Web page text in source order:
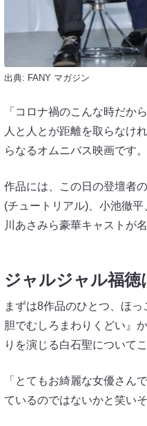
出典: FANY マガジン
「コロナ禍のこんな時だか
人と人とが距離を取らなけ
らなるオムニバス映画です。
作品には、この日の登壇者
(チュートリアル)、小池徹
川あさみら豪華キャストが
ジャルジャル福
まずは8作品のひとつ、ほ
胆でむしろまわりくどい』
りを演じる白石聖について
「とてもお綺麗な女優さ
ているのではないかと笑い